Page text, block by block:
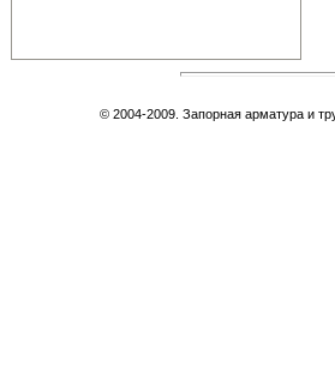
© 2004-2009. Запорная арматура и